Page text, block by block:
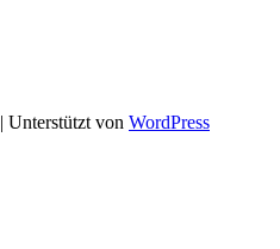
| Unterstützt von WordPress